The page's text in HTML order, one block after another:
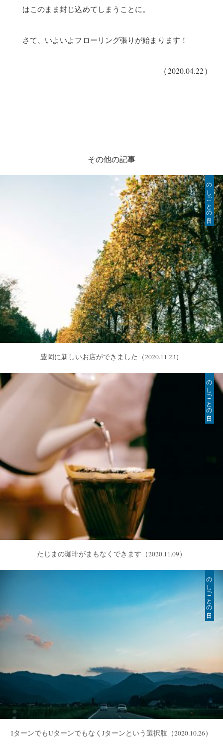
はこのまま封じ込めてしまうことに。
さて、いよいよフローリング張りが始まります！
（2020.04.22）
その他の記事
のしごとの日々
豊岡に新しいお店ができました （2020.11.23）
のしごとの日々
たじまの珈琲がまもなくできます （2020.11.09）
のしごとの日々
IターンでもUターンでもなくJターンという選択肢 （2020.10.26）